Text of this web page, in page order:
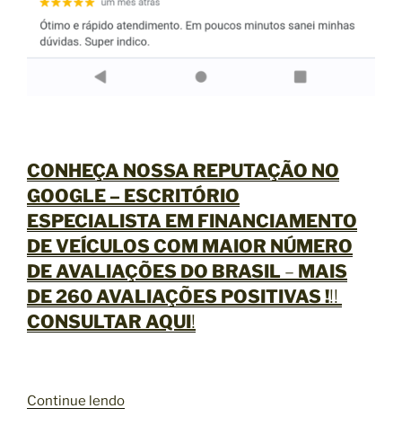
CONHEÇA NOSSA REPUTAÇÃO NO
GOOGLE – ESCRITÓRIO
ESPECIALISTA EM FINANCIAMENTO
DE VEÍCULOSCOM MAIOR NÚMERO
DE AVALIAÇÕES DO BRASIL – MAIS
DE 260 AVALIAÇÕES POSITIVAS !!!
CONSULTAR AQUI!
Continue lendo“